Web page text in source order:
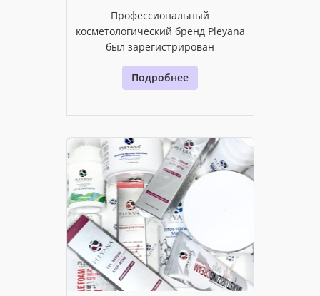
Профессиональный
косметологический бренд Pleyana
был зарегистрирован
Подробнее